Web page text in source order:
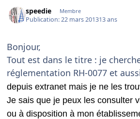
speedie Membre
Publication:22 mars 201313 ans
Bonjour,
Tout est dans le titre : je
réglementation RH-0077 et
depuis extranet mais je ne les
Je sais que je peux les consulter
ou à disposition à mon